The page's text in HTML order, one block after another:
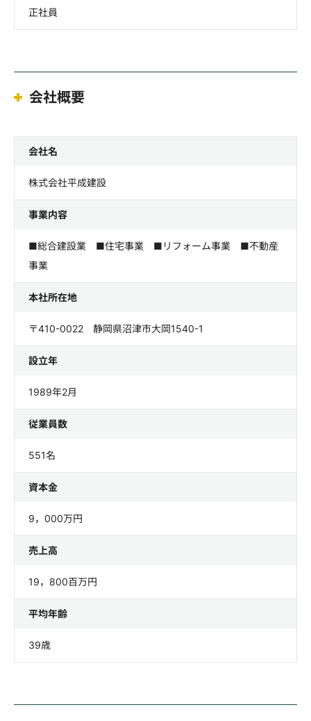
正社員
会社概要
会社名
株式会社平成建設
事業内容
■総合建設業 ■住宅事業 ■リフォーム事業 ■不動産
事業
本社所在地
〒410-0022 静岡県沼津市大岡1540-1
設立年
1989年2月
従業員数
551名
資本金
9，000万円
売上高
19，800百万円
平均年齢
39歳